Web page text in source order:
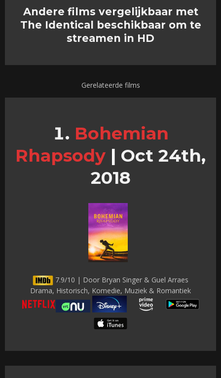
Andere films vergelijkbaar met
The Identical beschikbaar om te
streamen in HD
Gerelateerde films
Bohemian
Rhapsody | Oct 24th,
2018
7.9/10 | Door Bryan Singer & Guel Arraes
Drama, Historisch, Komedie, Muziek & Romantiek